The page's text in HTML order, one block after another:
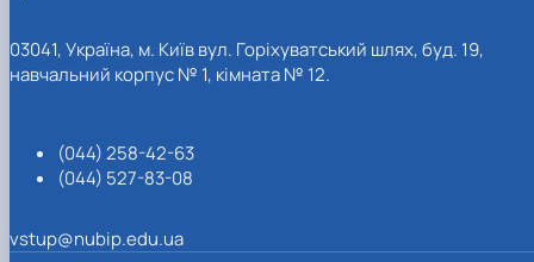
03041, Україна, м. Київ вул. Горіхуватський шлях, буд. 19,
навчальний корпус № 1, кімната № 12.
(044) 258-42-63
(044) 527-83-08
vstup@nubip.edu.ua